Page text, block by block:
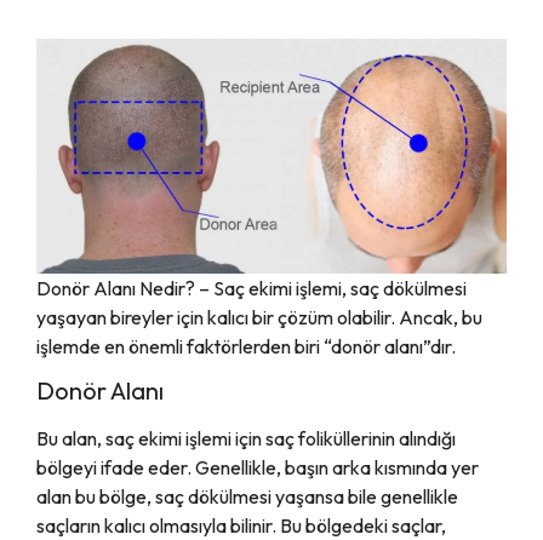
Donör Alanı Nedir? – Saç ekimi işlemi, saç dökülmesi
yaşayan bireyler için kalıcı bir çözüm olabilir. Ancak, bu
işlemde en önemli faktörlerden biri “donör alanı”dır.
Donör Alanı
Bu alan, saç ekimi işlemi için saç foliküllerinin alındığı
bölgeyi ifade eder. Genellikle, başın arka kısmında yer
alan bu bölge, saç dökülmesi yaşansa bile genellikle
saçların kalıcı olmasıyla bilinir. Bu bölgedeki saçlar,